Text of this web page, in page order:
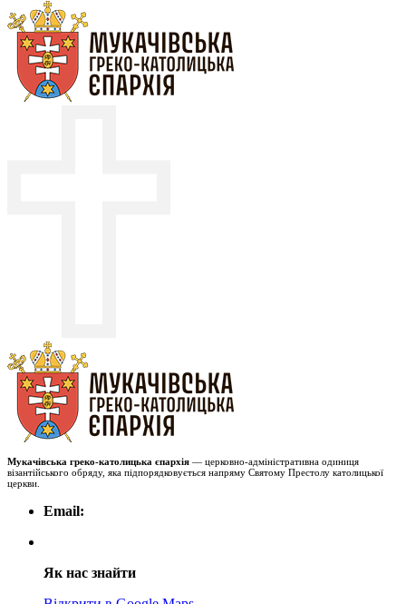
Мукачівська греко-католицька єпархія — церковно-адміністративна одиниця
візантійського обряду, яка підпорядковується напряму Святому Престолу католицької
церкви.
Email:
Як нас знайти